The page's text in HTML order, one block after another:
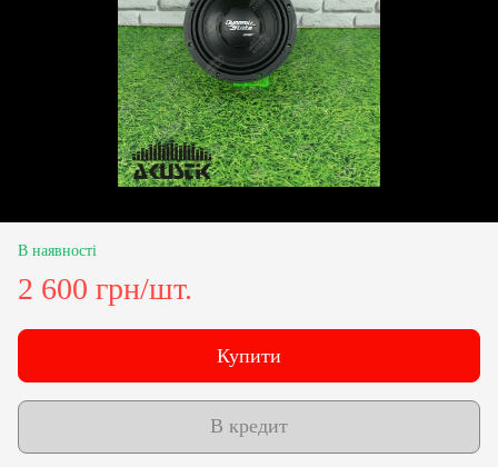
В наявності
2 600 грн/шт.
Купити
В кредит